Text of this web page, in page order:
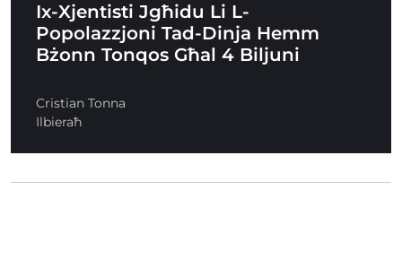
Ix-Xjentisti Jgħidu Li L-
Popolazzjoni Tad-Dinja Hemm
Bżonn Tonqos Għal 4 Biljuni
Cristian Tonna
Ilbieraħ